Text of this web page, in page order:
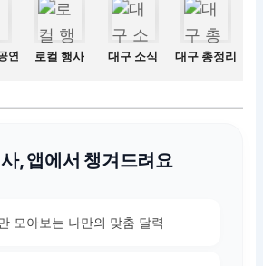
연 로컬 행사 대구 소식 대구 총정리
, 앱에서 챙겨드려요
모아보는 나만의 맞춤 달력